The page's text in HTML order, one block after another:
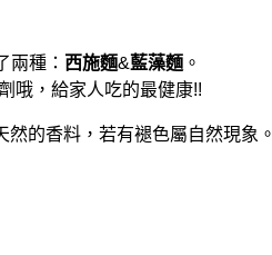
兩種： 西施麵&藍藻麵 。
哦，給家人吃的最健康!!
的香料，若有褪色屬自然現象。